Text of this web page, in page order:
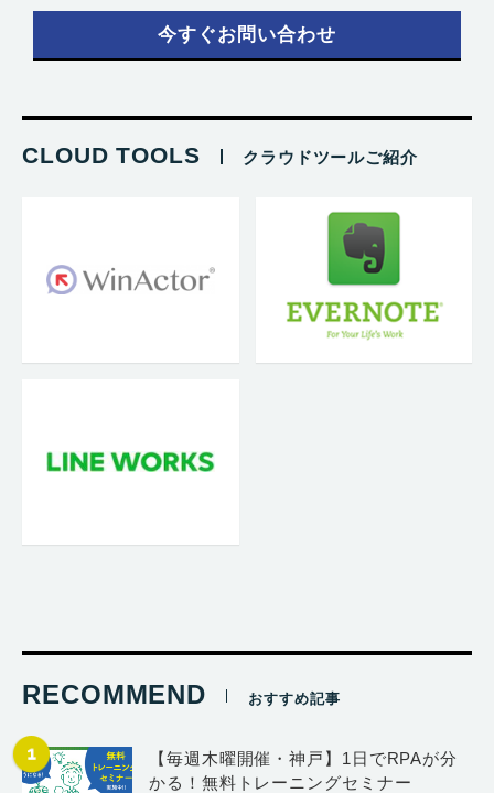
今すぐお問い合わせ
CLOUD TOOLS クラウドツールご紹介
RECOMMEND おすすめ記事
【毎週木曜開催・神戸】1日でRPAが分
かる！無料トレーニングセミナー